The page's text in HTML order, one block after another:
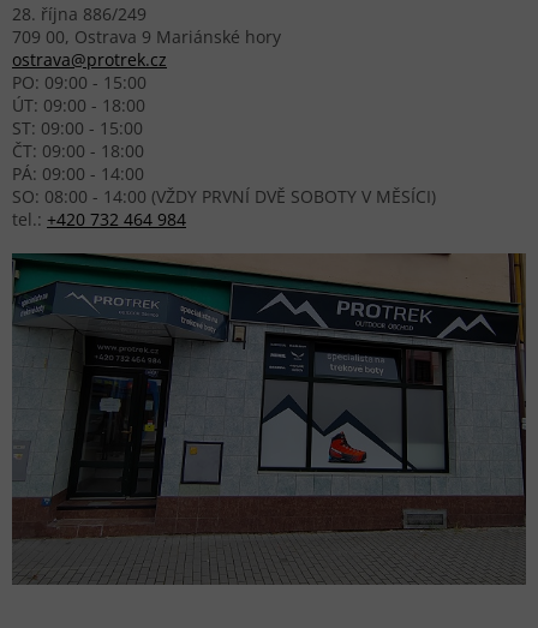
28. října 886/249
709 00, Ostrava 9 Mariánské hory
ostrava@protrek.cz
PO: 09:00 - 15:00
ÚT: 09:00 - 18:00
ST: 09:00 - 15:00
ČT: 09:00 - 18:00
PÁ: 09:00 - 14:00
SO: 08:00 - 14:00 (VŽDY PRVNÍ DVĚ SOBOTY V MĚSÍCI)
tel.: +420 732 464 984